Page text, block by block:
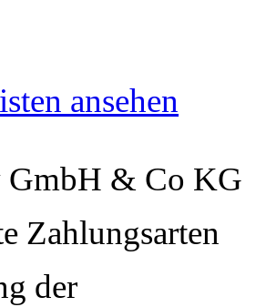
ansehen
GmbH & Co KG
Zahlungsarten